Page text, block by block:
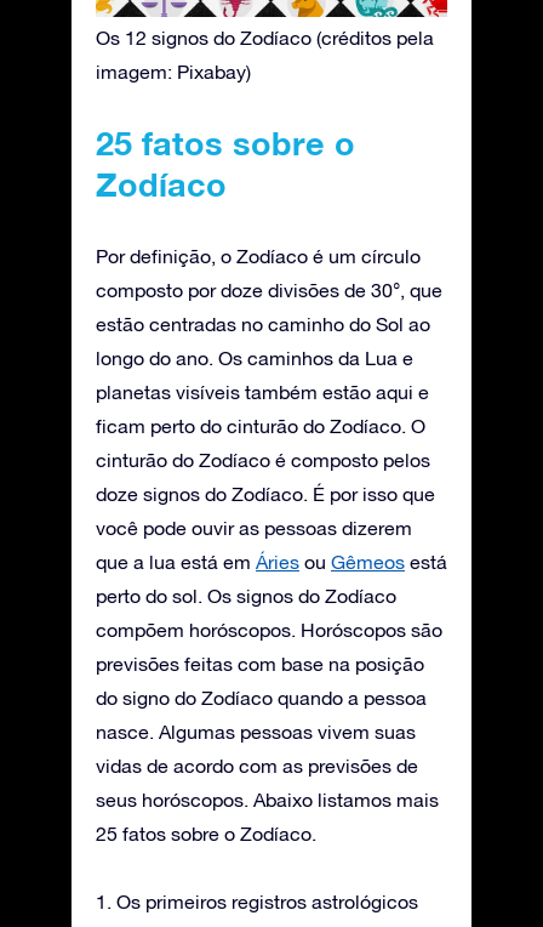
Os 12 signos do Zodíaco (créditos pela
imagem: Pixabay)
25 fatos sobre o
Zodíaco
Por definição, o Zodíaco é um círculo
composto por doze divisões de 30°, que
estão centradas no caminho do Sol ao
longo do ano. Os caminhos da Lua e
planetas visíveis também estão aqui e
ficam perto do cinturão do Zodíaco. O
cinturão do Zodíaco é composto pelos
doze signos do Zodíaco. É por isso que
você pode ouvir as pessoas dizerem
que a lua está em Áries ou Gêmeos está
perto do sol. Os signos do Zodíaco
compõem horóscopos. Horóscopos são
previsões feitas com base na posição
do signo do Zodíaco quando a pessoa
nasce. Algumas pessoas vivem suas
vidas de acordo com as previsões de
seus horóscopos. Abaixo listamos mais
25 fatos sobre o Zodíaco.
1. Os primeiros registros astrológicos